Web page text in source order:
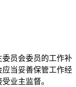
员会委员的工作补
当妥善保管工作经
业主监督。